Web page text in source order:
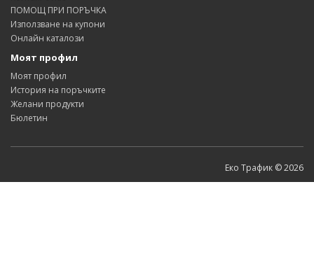
ПОМОЩ ПРИ ПОРЪЧКА
Използване на купони
Онлайн каталози
Моят профил
Моят профил
История на поръчките
Желани продукти
Бюлетин
Еко Трафик © 2026